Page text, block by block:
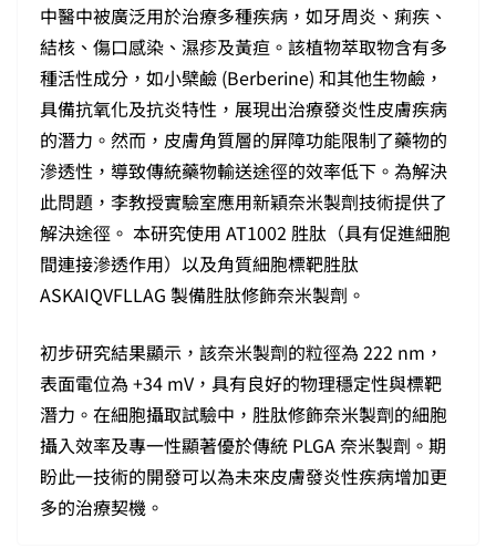
中醫中被廣泛用於治療多種疾病，如牙周炎、痢疾、
結核、傷口感染、濕疹及黃疸。該植物萃取物含有多
種活性成分，如小檗鹼 (Berberine) 和其他生物鹼，
具備抗氧化及抗炎特性，展現出治療發炎性皮膚疾病
的潛力。然而，皮膚角質層的屏障功能限制了藥物的
滲透性，導致傳統藥物輸送途徑的效率低下。為解決
此問題，李教授實驗室應用新穎奈米製劑技術提供了
解決途徑。 本研究使用 AT1002 胜肽（具有促進細胞
間連接滲透作用）以及角質細胞標靶胜肽
ASKAIQVFLLAG 製備胜肽修飾奈米製劑。
初步研究結果顯示，該奈米製劑的粒徑為 222 nm，
表面電位為 +34 mV，具有良好的物理穩定性與標靶
潛力。在細胞攝取試驗中，胜肽修飾奈米製劑的細胞
攝入效率及專一性顯著優於傳統 PLGA 奈米製劑。期
盼此一技術的開發可以為未來皮膚發炎性疾病增加更
多的治療契機。